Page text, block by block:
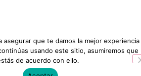
asegurar que te damos la mejor experiencia
usando este sitio, asumiremos que
de acuerdo con ello.